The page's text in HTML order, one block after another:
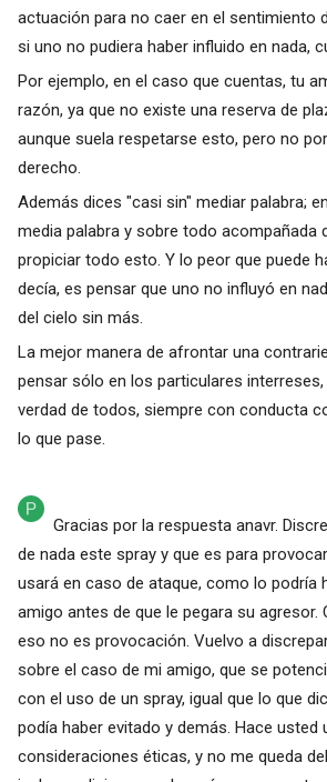
actuación para no caer en el sentimiento
si uno no pudiera haber influido en nada,
Por ejemplo, en el caso que cuentas, tu
razón, ya que no existe una reserva de
aunque suela respetarse esto, pero no
derecho.
Además dices "casi sin" mediar palabra;
media palabra y sobre todo acompañada
propiciar todo esto. Y lo peor que puede
decía, es pensar que uno no influyó en
del cielo sin más.
La mejor manera de afrontar una
pensar sólo en los particulares interreses,
verdad de todos, siempre con conducta
lo que pase.
Gracias por la respuesta anavr.
de nada este spray y que es para
usará en caso de ataque, como lo podría
amigo antes de que le pegara su
eso no es provocación. Vuelvo a
sobre el caso de mi amigo, que se
con el uso de un spray, igual que lo que
podía haber evitado y demás. Hace usted
consideraciones éticas, y no me queda